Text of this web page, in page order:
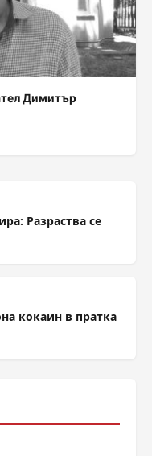
Димитър
Разраства се
кокаин в пратка